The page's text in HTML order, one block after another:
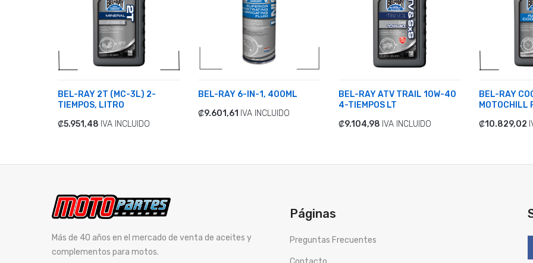
BEL-RAY 2T (MC-3L) 2-
TIEMPOS, LITRO
₡5.951,48 IVA INCLUIDO
ADICIONAR
BEL-RAY 6-IN-1, 400ML
₡9.601,61 IVA INCLUIDO
ADICIONAR
BEL-RAY ATV TRAIL 10W-40
4-TIEMPOS LT
₡9.104,98 IVA INCLUIDO
ADICIONAR
BEL-RAY
MOTOCHILL
₡10.829,02
Más de 40 años en el mercado de venta de aceites y
complementos para motos.
Páginas
Preguntas Frecuentes